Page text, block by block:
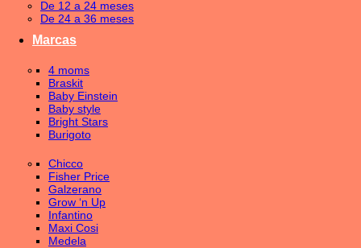
De 12 a 24 meses
De 24 a 36 meses
Marcas
4 moms
Braskit
Baby Einstein
Baby style
Bright Stars
Burigoto
Chicco
Fisher Price
Galzerano
Grow ‘n Up
Infantino
Maxi Cosi
Medela